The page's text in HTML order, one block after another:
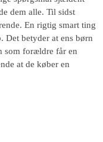
dem alle. Til sidst
En rigtig smart ting
Det betyder at ens børn
som forældre får en
at de køber en